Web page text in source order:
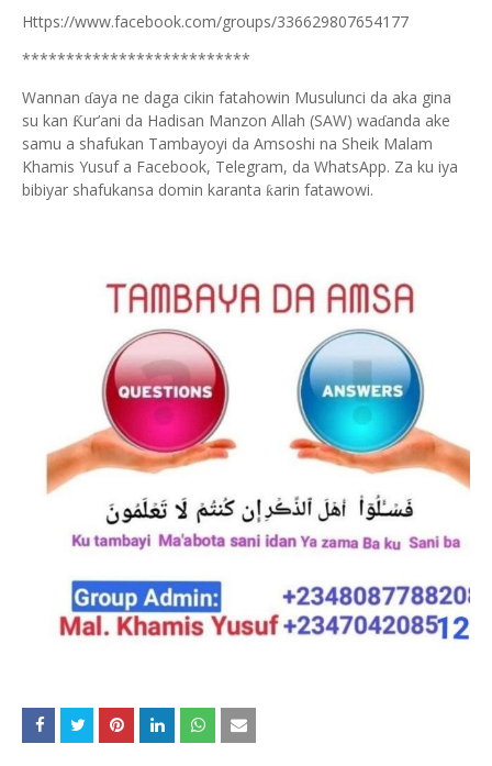
Https://www.facebook.com/groups/336629807654177
**************************
Wannan ɗaya ne daga cikin fatahowin Musulunci da aka gina
su kan Ƙur’ani da Hadisan Manzon Allah (SAW) waɗanda ake
samu a shafukan Tambayoyi da Amsoshi na Sheik Malam
Khamis Yusuf a Facebook, Telegram, da WhatsApp. Za ku iya
bibiyar shafukansa domin karanta ƙarin fatawowi.